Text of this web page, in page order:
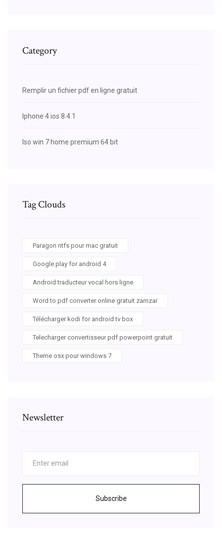
Category
Remplir un fichier pdf en ligne gratuit
Iphone 4 ios 8.4.1
Iso win 7 home premium 64 bit
Tag Clouds
Paragon ntfs pour mac gratuit
Google play for android 4
Android traducteur vocal hors ligne
Word to pdf converter online gratuit zamzar
Télécharger kodi for android tv box
Telecharger convertisseur pdf powerpoint gratuit
Theme osx pour windows 7
Newsletter
Subscribe